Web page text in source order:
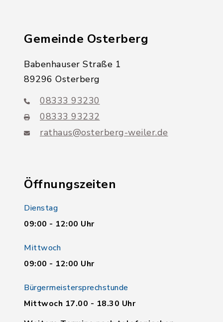
Gemeinde Osterberg
Babenhauser Straße 1
89296 Osterberg
08333 93230
08333 93232
rathaus@osterberg-weiler.de
Öffnungszeiten
Dienstag
09:00 - 12:00 Uhr
Mittwoch
09:00 - 12:00 Uhr
Bürgermeistersprechstunde
Mittwoch 17.00 - 18.30 Uhr